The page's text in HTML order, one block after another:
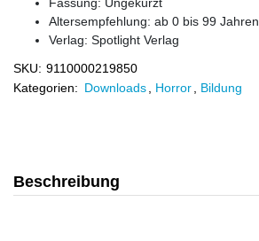
Altersempfehlung: ab 0 bis 99 Jahren
Verlag: Spotlight Verlag
SKU: 9110000219850
Kategorien: Downloads Horror Bildung
Beschreibung